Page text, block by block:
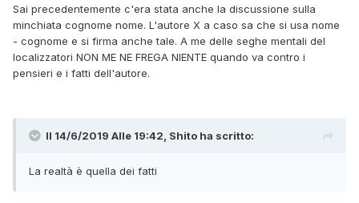
Sai precedentemente c'era stata anche la discussione sulla
minchiata cognome nome. L'autore X a caso sa che si usa nome
- cognome e si firma anche tale. A me delle seghe mentali del
localizzatori NON ME NE FREGA NIENTE quando va contro i
pensieri e i fatti dell'autore.
Il 14/6/2019 Alle 19:42, Shito ha scritto:
La realtà è quella dei fatti